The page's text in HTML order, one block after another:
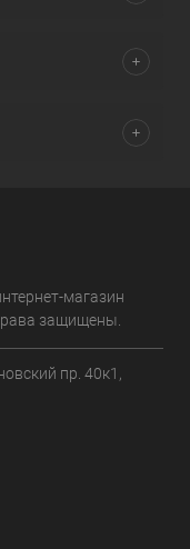
магазин
защищены.
пр. 40к1,